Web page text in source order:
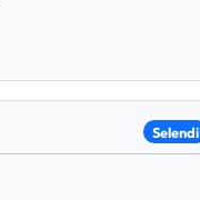
Selendi